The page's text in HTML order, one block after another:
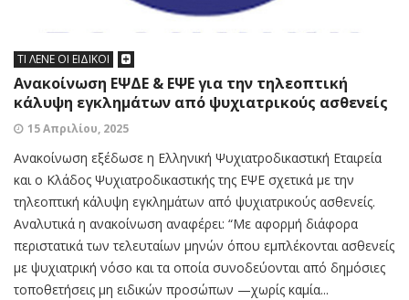
ΤΙ ΛΕΝΕ ΟΙ ΕΙΔΙΚΟΙ
Ανακοίνωση ΕΨΔΕ & ΕΨΕ για την τηλεοπτική
κάλυψη εγκλημάτων από ψυχιατρικούς ασθενείς
15 Απριλίου, 2025
Ανακοίνωση εξέδωσε η Ελληνική Ψυχιατροδικαστική Εταιρεία
και ο Κλάδος Ψυχιατροδικαστικής της ΕΨΕ σχετικά με την
τηλεοπτική κάλυψη εγκλημάτων από ψυχιατρικούς ασθενείς.
Αναλυτικά η ανακοίνωση αναφέρει: “Με αφορμή διάφορα
περιστατικά των τελευταίων μηνών όπου εμπλέκονται ασθενείς
με ψυχιατρική νόσο και τα οποία συνοδεύονται από δημόσιες
τοποθετήσεις μη ειδικών προσώπων —χωρίς καμία...